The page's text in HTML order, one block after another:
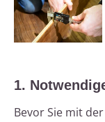
1.
Bevor Sie mit